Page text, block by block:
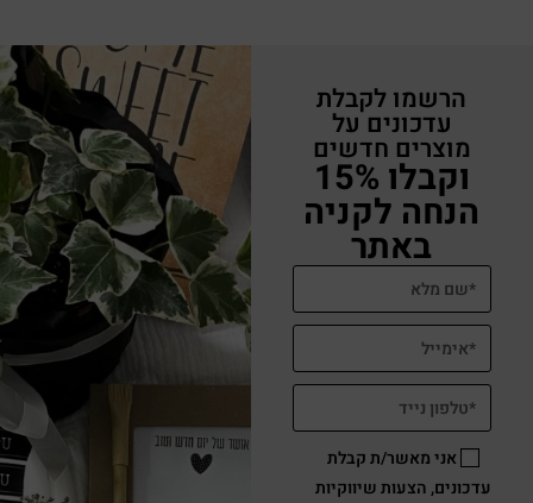
הרשמו לקבלת
עדכונים על
מוצרים חדשים
וקבלו 15%
הנחה לקניה
באתר
אני מאשר/ת קבלת
עדכונים, הצעות שיווקיות